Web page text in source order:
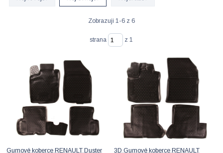
Zobrazuji 1-6 z 6
strana z 1
Gumové koberce RENAULT Duster
3D Gumové koberce RENAULT